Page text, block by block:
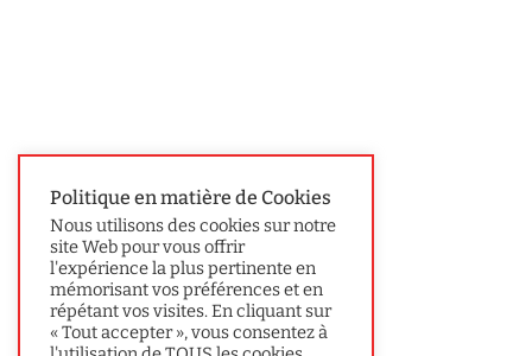
Politique en matière de Cookies
Nous utilisons des cookies sur notre
site Web pour vous offrir
l'expérience la plus pertinente en
mémorisant vos préférences et en
répétant vos visites. En cliquant sur
« Tout accepter », vous consentez à